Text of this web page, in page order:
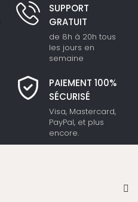
SUPPORT
GRATUIT
de 8h à 20h tous
les jours en
semaine
PAIEMENT 100%
SÉCURISÉ
Visa, Mastercard,
PayPal, et plus
encore.